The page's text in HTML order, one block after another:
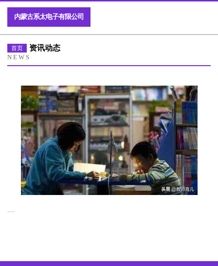
内蒙古系太电子有限公司
首页 资讯动态
NEWS
....